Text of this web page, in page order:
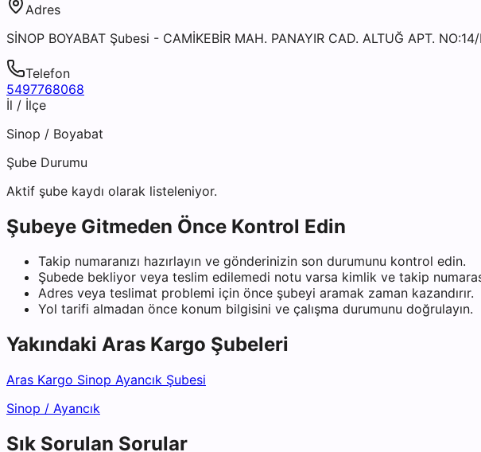
Adres
SİNOP BOYABAT Şubesi - CAMİKEBİR MAH. PANAYIR CAD. ALTUĞ APT.
Telefon
5497768068
İl / İlçe
Sinop / Boyabat
Şube Durumu
Aktif şube kaydı olarak listeleniyor.
Şubeye Gitmeden Önce Kontrol Edin
Takip numaranızı hazırlayın ve gönderinizin son durumunu kontrol edin.
Şubede bekliyor veya teslim edilemedi notu varsa kimlik ve takip
Adres veya teslimat problemi için önce şubeyi aramak zaman kazandırır.
Yol tarifi almadan önce konum bilgisini ve çalışma durumunu doğrulayın.
Yakındaki Aras Kargo Şubeleri
Aras Kargo Sinop Ayancık Şubesi
Sinop / Ayancık
Sık Sorulan Sorular